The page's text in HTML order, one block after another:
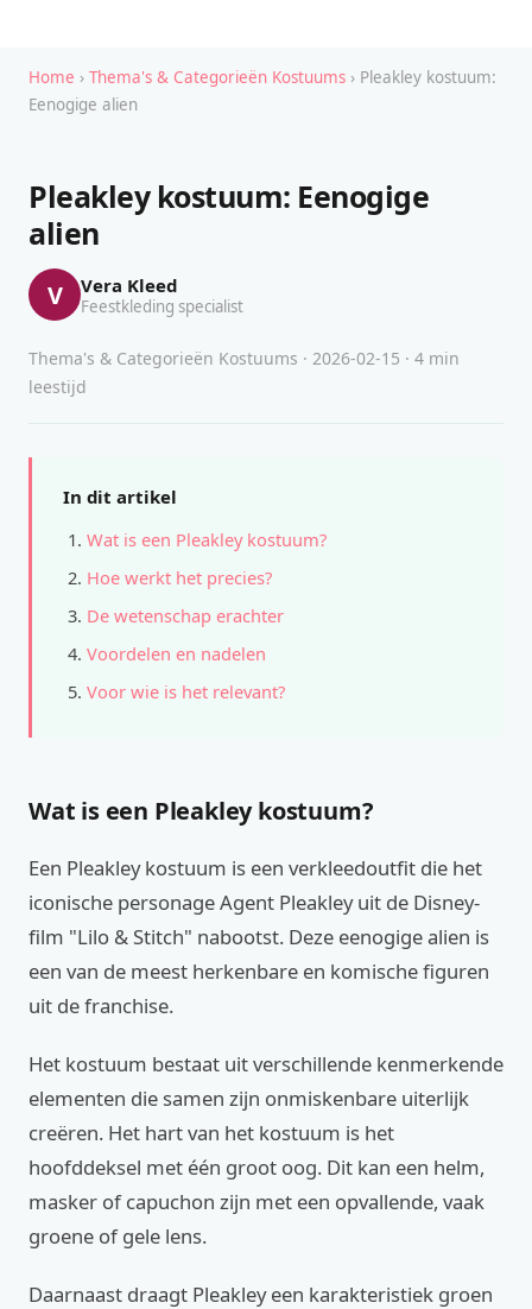
Home › Thema's & Categorieën Kostuums › Pleakley kostuum:
Eenogige alien
Pleakley kostuum: Eenogige
alien
V Vera Kleed
Feestkleding specialist
Thema's & Categorieën Kostuums · 2026-02-15 · 4 min
leestijd
In dit artikel
Wat is een Pleakley kostuum?
Hoe werkt het precies?
De wetenschap erachter
Voordelen en nadelen
Voor wie is het relevant?
Wat is een Pleakley kostuum?
Een Pleakley kostuum is een verkleedoutfit die het
iconische personage Agent Pleakley uit de Disney-
film "Lilo & Stitch" nabootst. Deze eenogige alien is
een van de meest herkenbare en komische figuren
uit de franchise.
Het kostuum bestaat uit verschillende kenmerkende
elementen die samen zijn onmiskenbare uiterlijk
creëren. Het hart van het kostuum is het
hoofddeksel met één groot oog. Dit kan een helm,
masker of capuchon zijn met een opvallende, vaak
groene of gele lens.
Daarnaast draagt Pleakley een karakteristiek groen